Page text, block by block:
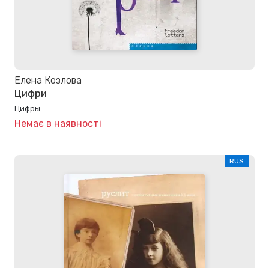
Елена Козлова
Цифри
Цифры
Немає в наявності
RUS